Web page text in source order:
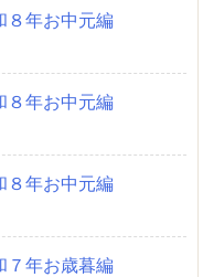
年お中元編
年お中元編
年お中元編
年お歳暮編